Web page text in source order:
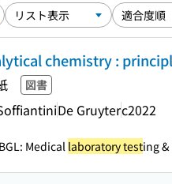
chemistry :
図書
De Gruyterc2022
Medical laboratory testing